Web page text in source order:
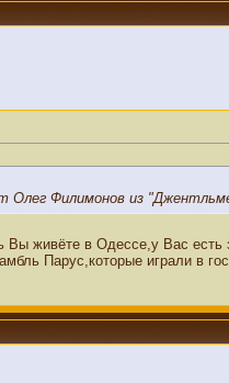
Олег Филимонов из
живёте в Одессе,у Вас
Парус,которые играли в